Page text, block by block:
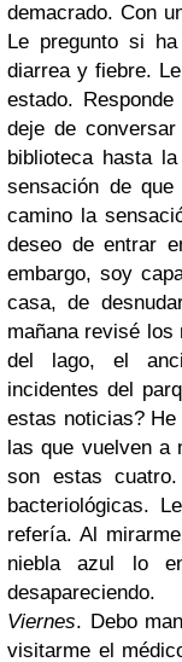
demacrado. Con
Le pregunto si
diarrea y fiebre.
estado.
deje de
biblioteca hasta
sensación de
camino la
deseo de entrar
embargo, soy
casa, de
mañana revisé
del lago, el
incidentes del
estas noticias?
las que vuelven a
son estas cuatro.
bacteriológicas.
refería. Al
niebla azul lo
desapareciendo.
Viernes. Debo
visitarme el